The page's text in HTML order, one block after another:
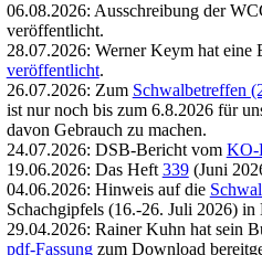
06.08.2026: Ausschreibung der
veröffentlicht.
28.07.2026: Werner Keym hat
veröffentlicht.
26.07.2026: Zum Schwalbetreffen
ist nur noch bis zum 6.8.2026 für
davon Gebrauch zu machen.
24.07.2026: DSB-Bericht vom KO-
19.06.2026: Das Heft 339(Juni
04.06.2026: Hinweis auf die
Schachgipfels (16.-26. Juli 2026) in
29.04.2026: Rainer Kuhn hat sein
pdf-Fassungzum Download